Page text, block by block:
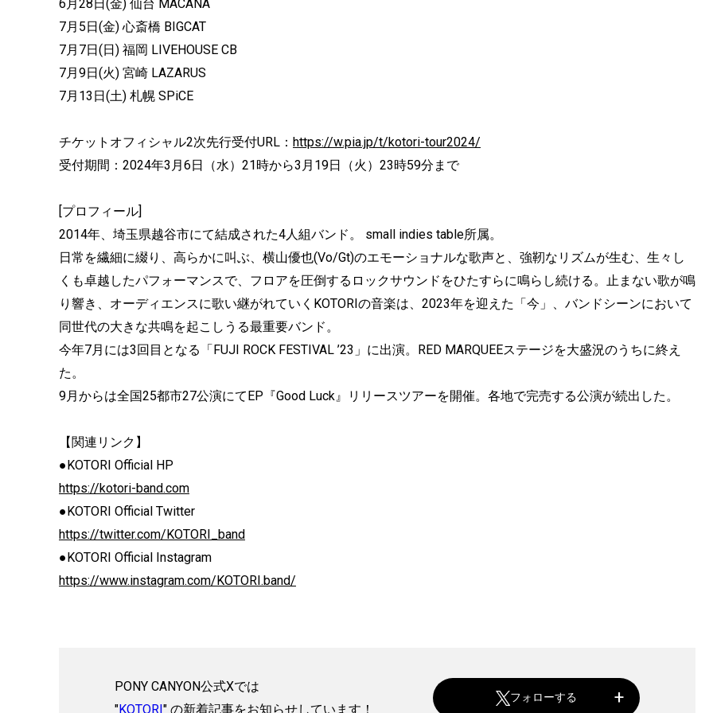
6月28日(金) 仙台 MACANA
7月5日(金) 心斎橋 BIGCAT
7月7日(日) 福岡 LIVEHOUSE CB
7月9日(火) 宮崎 LAZARUS
7月13日(土) 札幌 SPiCE
チケットオフィシャル2次先行受付URL： https://w.pia.jp/t/kotori-tour2024/
受付期間：2024年3月6日（水）21時から3月19日（火）23時59分まで
[プロフィール]
2014年、埼玉県越谷市にて結成された4人組バンド。 small indies table所属。
日常を繊細に綴り、高らかに叫ぶ、横山優也(Vo/Gt)のエモーショナルな歌声と、強靭なリズムが生む、生々し
くも卓越したパフォーマンスで、フロアを圧倒するロックサウンドをひたすらに鳴らし続ける。止まない歌が鳴
り響き、オーディエンスに歌い継がれていくKOTORIの音楽は、2023年を迎えた「今」、バンドシーンにおいて
同世代の大きな共鳴を起こしうる最重要バンド。
今年7月には3回目となる「FUJI ROCK FESTIVAL ’23」に出演。RED MARQUEEステージを大盛況のうちに終え
た。
9月からは全国25都市27公演にてEP『Good Luck』リリースツアーを開催。各地で完売する公演が続出した。
【関連リンク】
●KOTORI Official HP
https://kotori-band.com
●KOTORI Official Twitter
https://twitter.com/KOTORI_band
●KOTORI Official Instagram
https://www.instagram.com/KOTORI.band/
PONY CANYON公式Xでは
"KOTORI" の新着記事をお知らせしています！
フォローする